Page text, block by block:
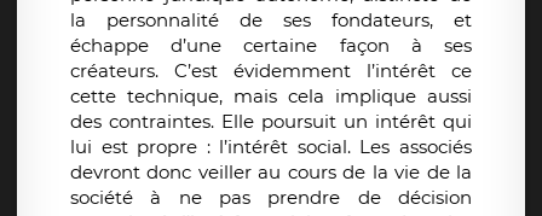
la personnalité de ses fondateurs, et
échappe d’une certaine façon à ses
créateurs. C’est évidemment l’intérêt ce
cette technique, mais cela implique aussi
des contraintes. Elle poursuit un intérêt qui
lui est propre : l’intérêt social. Les associés
devront donc veiller au cours de la vie de la
société à ne pas prendre de décision